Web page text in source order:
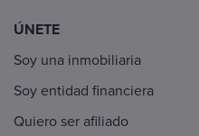
ÚNETE
Soy una inmobiliaria
Soy entidad financiera
Quiero ser afiliado